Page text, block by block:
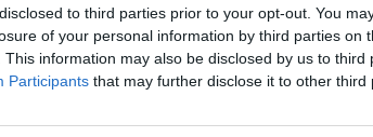
to third parties prior to your opt-out. You
of your personal information by third parties on
This information may also be disclosed by us to third
Participants that may further disclose it to other third
Labprāt dzirdētu izmaksas, kur pirka un plusus un
Liels paldies!
Konkrētā mašīna man e61 2009